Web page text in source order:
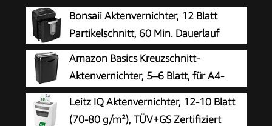
Bonsaii Aktenvernichter, 12 Blatt
Partikelschnitt, 60 Min. Dauerlauf
Amazon Basics Kreuzschnitt-
Aktenvernichter, 5–6 Blatt, für A4-
Dokumente und Kreditkarten, 14,5l
Auffangbehälter, Schwarz
Leitz IQ Aktenvernichter, 12-10 Blatt
(70-80 g/m²), TÜV+GS Zertifiziert